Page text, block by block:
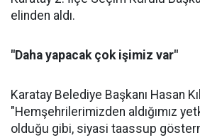
elinden aldı.
"Daha yapacak çok işimiz var"
Karatay Belediye Başkanı Hasan
"Hemşehrilerimizden aldığımız
olduğu gibi, siyasi taassup